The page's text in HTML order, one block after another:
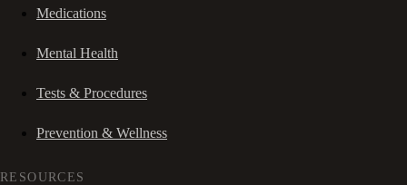
Medications
Mental Health
Tests & Procedures
Prevention & Wellness
RESOURCES